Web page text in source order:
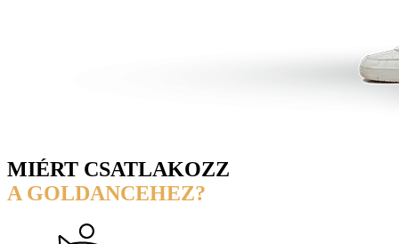
MIÉRT CSATLAKOZZ
A GOLDANCEHEZ?